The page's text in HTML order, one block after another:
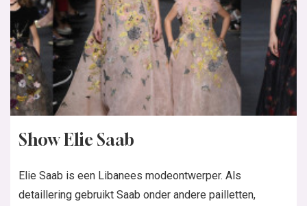
Show Elie Saab
Elie Saab is een Libanees modeontwerper. Als
detaillering gebruikt Saab onder andere pailletten,